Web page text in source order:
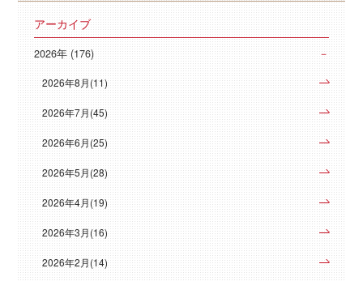
アーカイブ
2026年 (176)
2026年8月(11)
2026年7月(45)
2026年6月(25)
2026年5月(28)
2026年4月(19)
2026年3月(16)
2026年2月(14)